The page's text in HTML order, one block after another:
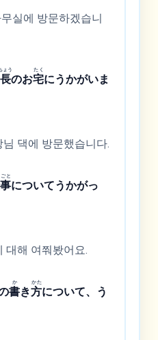
실에 방문하겠습니
長
ょう
のお宅
たく
にうかがいま
댁에 방문했습니다.
事
ごと
についてうかがっ
대해 여쭤봤어요.
書
か
き方
かた
について、う